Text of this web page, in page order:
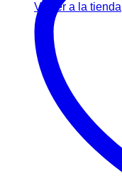
Volver a la tienda